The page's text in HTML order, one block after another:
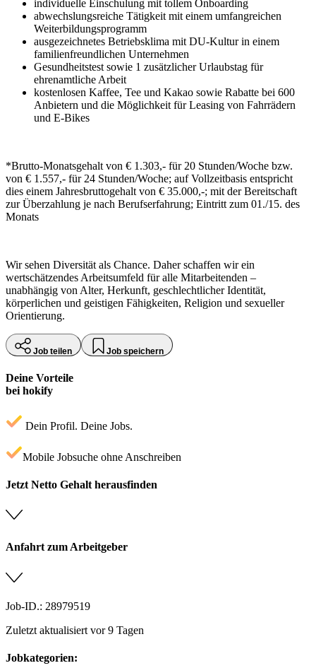
individuelle Einschulung mit tollem Onboarding
abwechslungsreiche Tätigkeit mit einem umfangreichen
Weiterbildungsprogramm
ausgezeichnetes Betriebsklima mit DU-Kultur in einem
familienfreundlichen Unternehmen
Gesundheitstest sowie 1 zusätzlicher Urlaubstag für
ehrenamtliche Arbeit
kostenlosen Kaffee, Tee und Kakao sowie Rabatte bei 600
Anbietern und die Möglichkeit für Leasing von Fahrrädern
und E-Bikes
*Brutto-Monatsgehalt von € 1.303,- für 20 Stunden/Woche bzw.
von € 1.557,- für 24 Stunden/Woche; auf Vollzeitbasis entspricht
dies einem Jahresbruttogehalt von € 35.000,-; mit der Bereitschaft
zur Überzahlung je nach Berufserfahrung; Eintritt zum 01./15. des
Monats
Wir sehen Diversität als Chance. Daher schaffen wir ein
wertschätzendes Arbeitsumfeld für alle Mitarbeitenden –
unabhängig von Alter, Herkunft, geschlechtlicher Identität,
körperlichen und geistigen Fähigkeiten, Religion und sexueller
Orientierung.
Job teilen Job speichern
Deine Vorteile
bei hokify
Dein Profil. Deine Jobs.
Mobile Jobsuche ohne Anschreiben
Jetzt Netto Gehalt herausfinden
Anfahrt zum Arbeitgeber
Job-ID.: 28979519
Zuletzt aktualisiert vor 9 Tagen
Jobkategorien: